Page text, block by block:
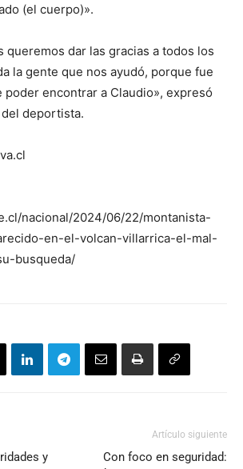
(el cuerpo)».
queremos dar las gracias a todos los
la gente que nos ayudó, porque fue
poder encontrar a Claudio», expresó
deportista.
nacional/2024/06/22/montanista-
en-el-volcan-villarrica-el-mal-
busqueda/
y
Artículo siguiente
Con foco en seguridad: